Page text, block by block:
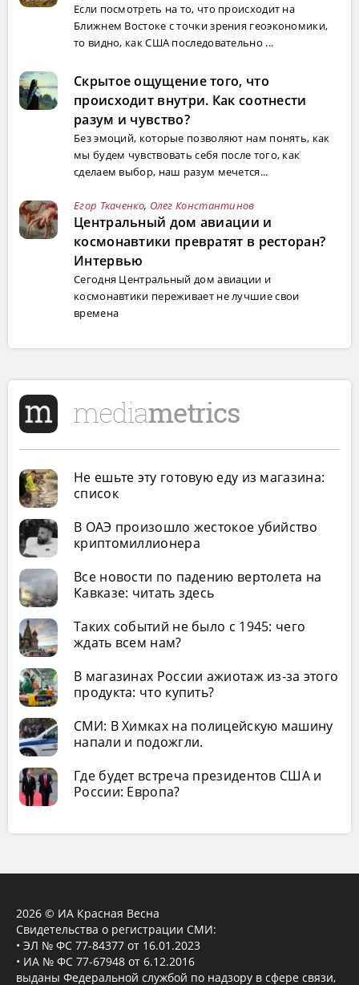
Если посмотреть на то, что происходит на
Ближнем Востоке с точки зрения геоэкономики,
то видно, как США последовательно ...
Скрытое ощущение того, что
происходит внутри. Как соотнести
разум и чувство?
Без эмоций, которые позволяют нам понять, как
мы будем чувствовать себя после того, как
сделаем выбор, наш разум мечется...
Егор Ткаченко, Олег Константинов
Центральный дом авиации и
космонавтики превратят в ресторан?
Интервью
Сегодня Центральный дом авиации и
космонавтики переживает не лучшие свои
времена
Не ешьте эту готовую еду из магазина:
список
В ОАЭ произошло жестокое убийство
криптомиллионера
Все новости по падению вертолета на
Кавказе: читать здесь
Таких событий не было с 1945: чего
ждать всем нам?
В магазинах России ажиотаж из-за этого
продукта: что купить?
СМИ: В Химках на полицейскую машину
напали и подожгли.
Где будет встреча президентов США и
России: Европа?
2026 © ИА Красная Весна
Свидетельства о регистрации СМИ:
• ЭЛ № ФС 77-84377 от 16.01.2023
• ИА № ФС 77-67948 от 6.12.2016
выданы Федеральной службой по надзору в сфере связи,